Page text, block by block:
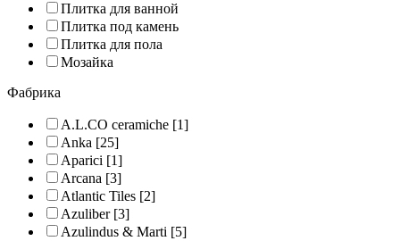
Плитка для ванной
Плитка под камень
Плитка для пола
Мозайка
Фабрика
A.L.CO ceramiche [1]
Anka [25]
Aparici [1]
Arcana [3]
Atlantic Tiles [2]
Azuliber[3]
Azulindus & Marti [5]